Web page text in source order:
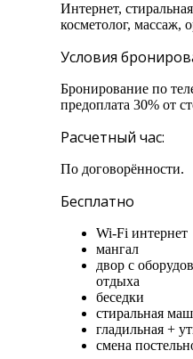
Интернет,
косметолог, массаж,
Условия
Бронирование по
предоплата 30% от
Расчетный час:
По договорённости.
Бесплатно
Wi-Fi интернет
мангал
двор с
отдыха
беседки
стиральная
гладильная +
смена